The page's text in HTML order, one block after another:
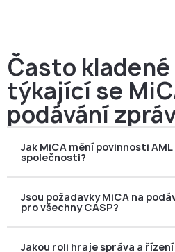
Často
týkající se
podávání
Jak MiCA mění povinnosti
společnosti?
stávající standardy EU AML
kryptoměnami. V důsledku toho
posuzují, zda jsou kontroly
každodenních operací, a ne
Jsou požadavky MiCA na
pro všechny CASP?
podávání zpráv se vztahují na
Jakou roli hraje správa a